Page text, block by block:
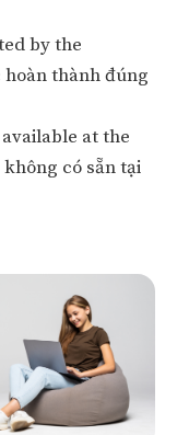
by the
hoàn thành đúng
at the
có sẵn tại